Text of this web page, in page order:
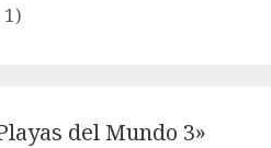
del Mundo 3»